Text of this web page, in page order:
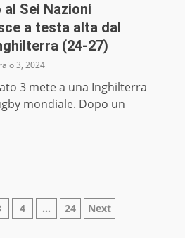
Sei Nazioni
a testa alta dal
(24-27)
3, 2024
3 mete a una Inghilterra
mondiale. Dopo un
4 … 24 Next